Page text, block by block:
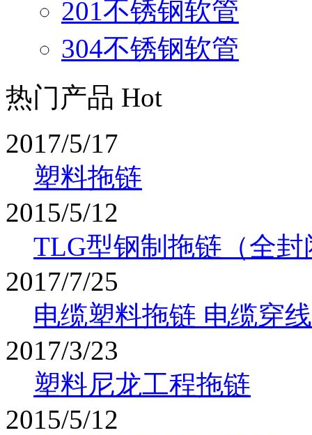
201不锈钢软管
304不锈钢软管
热门产品 Hot
2017/5/17
塑料拖链
2015/5/12
TLG型钢制拖链（全封
2017/7/25
电缆塑料拖链 电缆穿
2017/3/23
塑料尼龙工程拖链
2015/5/12